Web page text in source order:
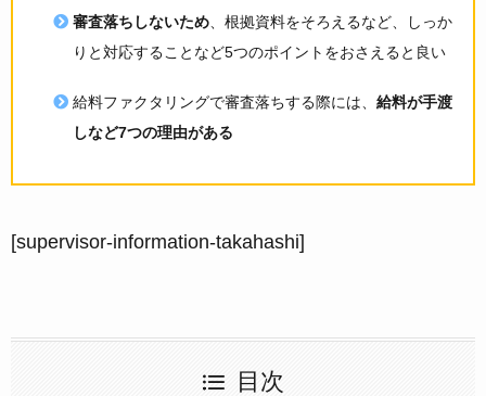
審査落ちしないため、根拠資料をそろえるなど、しっか
りと対応することなど5つのポイントをおさえると良い
給料ファクタリングで審査落ちする際には、 給料が手渡
しなど7つの理由がある
[supervisor-information-takahashi]
目次